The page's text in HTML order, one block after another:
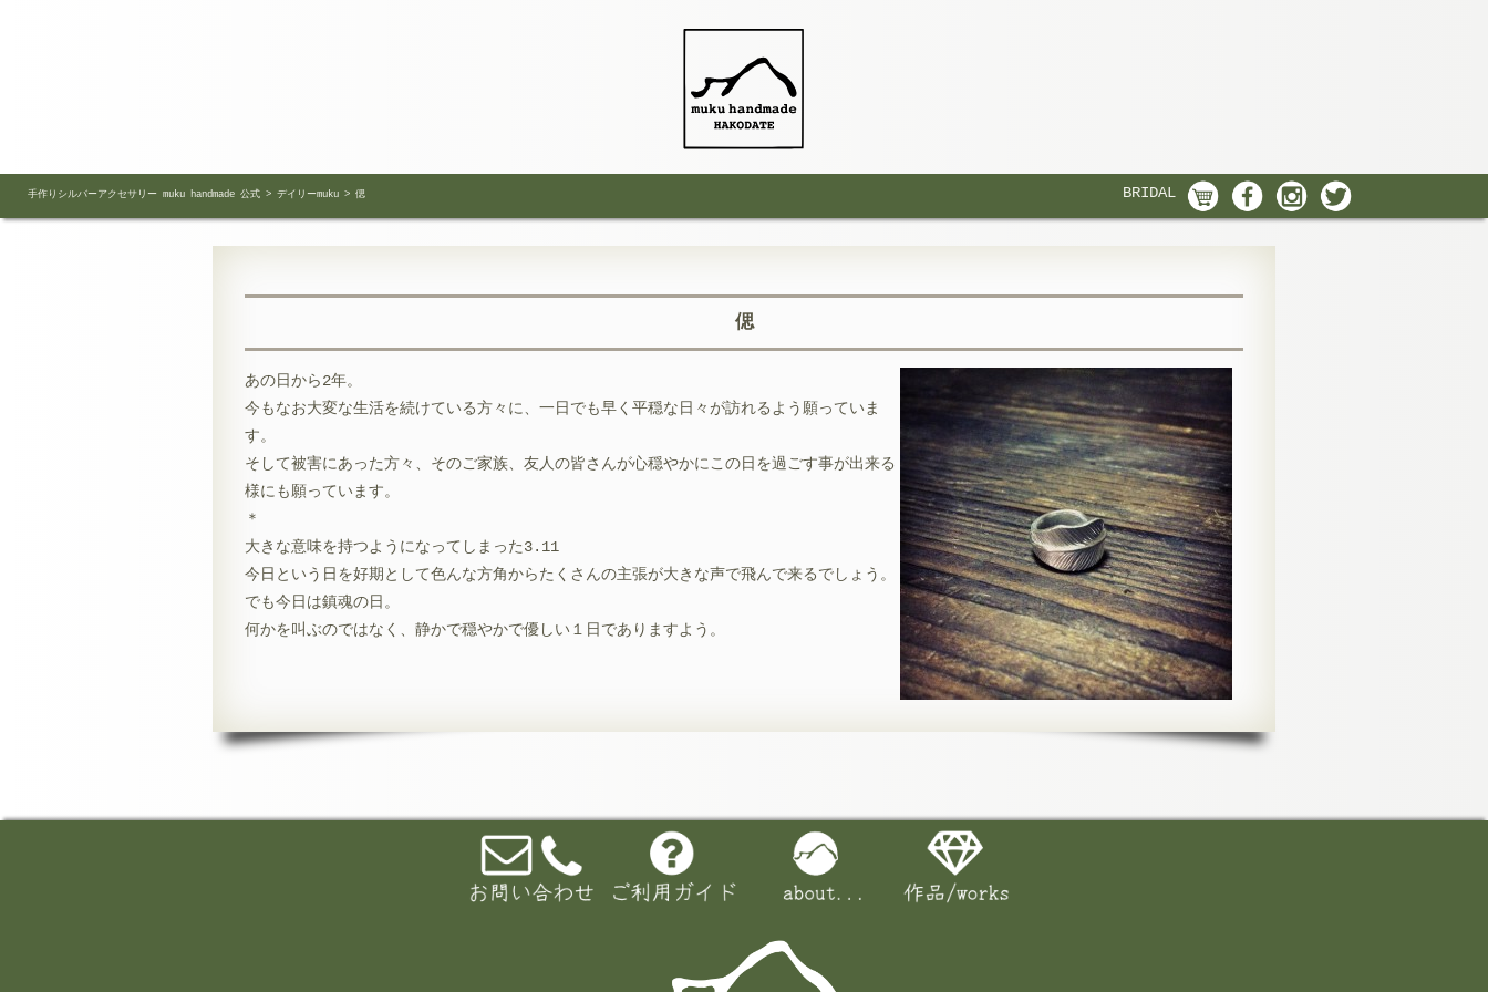
手作りシルバーアクセサリー muku handmade 公式 > デイリーmuku > 偲 BRIDAL
偲
あの日から2年。
今もなお大変な生活を続けている方々に、一日でも早く平穏な日々が訪れるよう願っていま
す。
そして被害にあった方々、そのご家族、友人の皆さんが心穏やかにこの日を過ごす事が出来る
様にも願っています。
＊
大きな意味を持つようになってしまった3.11
今日という日を好期として色んな方角からたくさんの主張が大きな声で飛んで来るでしょう。
でも今日は鎮魂の日。
何かを叫ぶのではなく、静かで穏やかで優しい１日でありますよう。